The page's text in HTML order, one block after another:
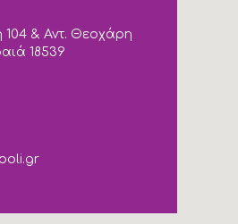
104 & Αντ. Θεοχάρη
18539